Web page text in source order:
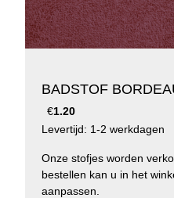
BADSTOF
€1.20
Levertijd: 1-2 werkdagen
Onze stofjes worden
bestellen kan u in het
aanpassen.